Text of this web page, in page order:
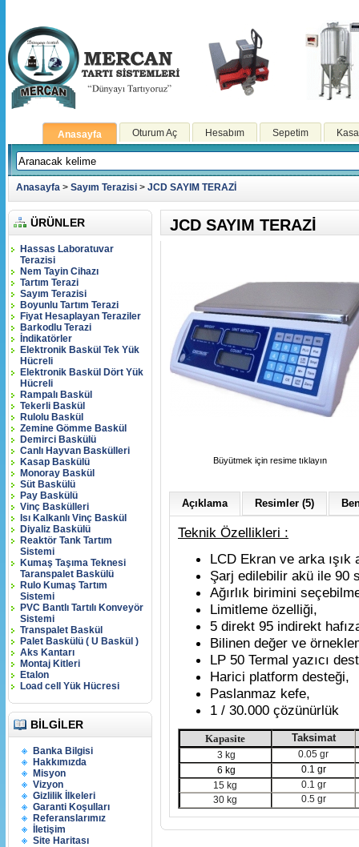
Anasayfa Oturum Aç Hesabım Sepetim
Anasayfa > Sayım Terazisi > JCD SAYIM TERAZİ
ÜRÜNLER
Hassas Laboratuvar
Terazisi
Nem Tayin Cihazı
Tartım Terazi
Sayım Terazisi
Boyunlu Tartım Terazi
Fiyat Hesaplayan Teraziler
Barkodlu Terazi
İndikatörler
Elektronik Baskül Tek Yük
Hücreli
Elektronik Baskül Dört Yük
Hücreli
Rampalı Baskül
Tekerli Baskül
Rulolu Baskül
Zemine Gömme Baskül
Demirci Baskülü
Canlı Hayvan Baskülleri
Kasap Baskülü
Monoray Baskül
Süt Baskülü
Pay Baskülü
Vinç Baskülleri
Isı Kalkanlı Vinç Baskül
Diyaliz Baskülü
Reaktör Tank Tartım
Sistemi
Kumaş Taşıma Teknesi
Taranspalet Baskülü
Rulo Kumaş Tartım
Sistemi
PVC Bantlı Tartılı Konveyör
Sistemi
Transpalet Baskül
Palet Baskülü ( U Baskül )
Aks Kantarı
Montaj Kitleri
Etalon
Load cell Yük Hücresi
BILGILER
Banka Bilgisi
Hakkımızda
Misyon
Vizyon
Gizlilik İlkeleri
Garanti Koşulları
Referanslarımız
İletişim
Site Haritası
JCD SAYIM TERAZİ
Büyütmek için resime tıklayın
Açıklama Resimler (5)
Teknik Özellikleri :
LCD Ekran ve arka ışık
Şarj edilebilir akü ile 90
Ağırlık birimini
Limitleme özelliği,
5 direkt 95 indirekt
Bilinen değer ve
LP 50 Termal yazıcı
Harici platform desteği,
Paslanmaz kefe,
1 / 30.000 çözünürlük
Kapasite Taksimat
3 kg
0.05 gr
6 kg
0.1 gr
15 kg
0.1 gr
30 kg
0.5 gr